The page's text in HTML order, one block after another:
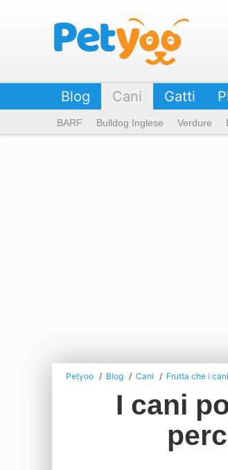
Blog Cani
BARF Bulldog Inglese Verdure
Gatti
Petyoo Blog Cani Frutta che i
I cani